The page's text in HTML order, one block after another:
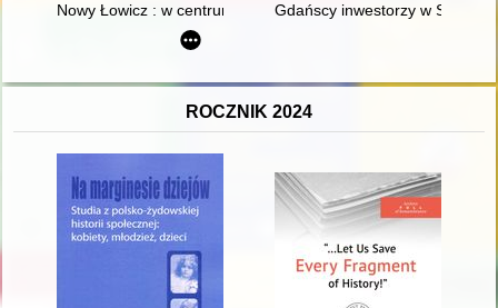
Nowy Łowicz : w centrum poligonu drawskiego od
Gdańscy inwestorzy w
ROCZNIK 2024